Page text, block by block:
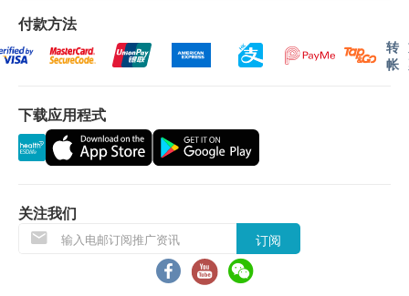
每位儿童限使用本优惠一次，不可重复使用。
如有争议，健康网购health. ESDlife及心. 启. 晴 心
理健康中心保留最后决定权。
免责声明：
所有健康检查/服务并非作为医务诊断或治疗用
途。当阁下身体健康出现任何疾病征兆时，应立即
本服务/产品由商户提供。生活易【健康网购
health.ESDlife】并没有经营或提供本服务/产品。
有关此服务/产品的错漏或延误，或因使用此服务/
产品而引致的损失、损害、受伤或法律诉讼，健康
付款方法
转
帐
下载应用程式
关注我们
订阅